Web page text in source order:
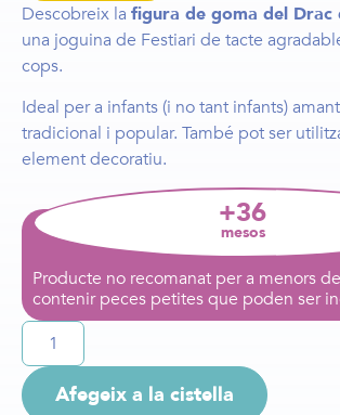
Descobreix la figura de goma del Drac
una joguina de Festiari de tacte
cops.
Ideal per a infants (i no tant infants)
tradicional i popular. També pot ser
element decoratiu.
+36
mesos
Producte no recomanat per a menors
contenir peces petites que poden ser
Afegeix a la cistella